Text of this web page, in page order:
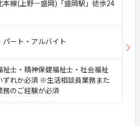
本線(上野－盛岡)「盛岡駅」徒歩24
パート・アルバイト
士・精神保健福祉士・社会福祉
ずれか必須 ※生活相談員業務また
務のご経験が必須